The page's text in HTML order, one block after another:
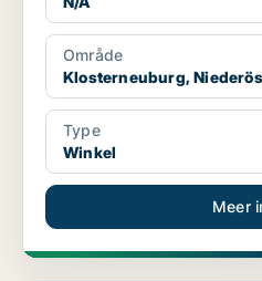
Område
Klosterneuburg,
Type
Winkel
Meer